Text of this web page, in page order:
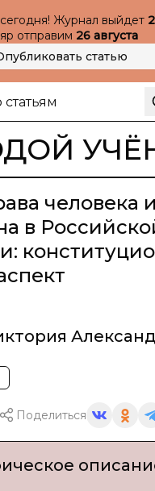
Журнал выйдет
отправим 26 августа
статью
человека и
в
Поделиться